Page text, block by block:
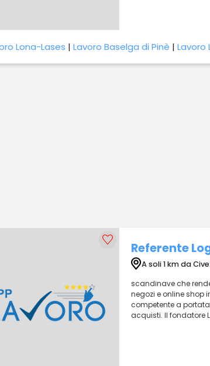
Lona-Lases | Lavoro Baselga di Pinè | Lavoro
Referente
A soli 1 km da
scandinave che
negozi e online shop
competente a
acquisti. Il fondatore